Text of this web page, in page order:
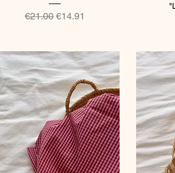
Regular Price
€21.00Sale Price
€14.91